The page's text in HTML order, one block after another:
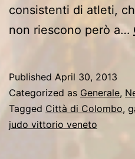
consistenti di atleti,
non riescono però a…
Published April 30, 2013
Categorized as Generale,
Tagged Città di Colombo,
judo vittorio veneto